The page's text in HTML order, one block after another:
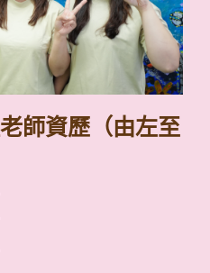
班證書
教育」學前教育校本
班證書
會第三屆繪畫分析證
鋼琴證書
工作坊
課程（基礎）
術表現輔導課程
鋼琴證書
急救證書
師資歷（由左至